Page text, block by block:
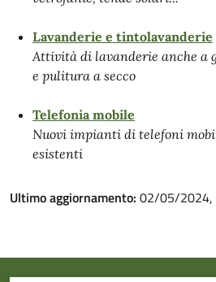
Lavanderie e tintolavanderie
Attività di lavanderie anche a
e pulitura a secco
Telefonia mobile
Nuovi impianti di telefoni
esistenti
Ultimo aggiornamento: 02/05/2024,